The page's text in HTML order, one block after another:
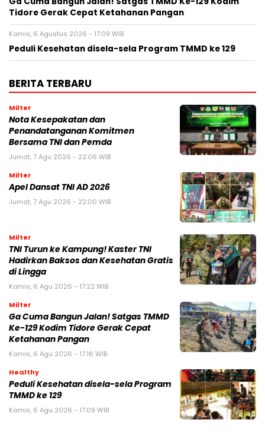
Tidore Gerak Cepat Ketahanan Pangan
Kamis, 6 Agustus 2026 - 17:09 WIB
Peduli Kesehatan disela-sela Program TMMD ke 129
BERITA TERBARU
Milter
Nota Kesepakatan dan
Penandatanganan Komitmen
Bersama TNI dan Pemda
Jumat, 7 Agu 2026 - 22:06 WIB
Milter
Apel Dansat TNI AD 2026
Jumat, 7 Agu 2026 - 22:00 WIB
Milter
TNI Turun ke Kampung! Kaster TNI
Hadirkan Baksos dan Kesehatan Gratis
di Lingga
Kamis, 6 Agu 2026 - 17:22 WIB
Milter
Ga Cuma Bangun Jalan! Satgas TMMD
Ke-129 Kodim Tidore Gerak Cepat
Ketahanan Pangan
Kamis, 6 Agu 2026 - 17:16 WIB
Healthy
Peduli Kesehatan disela-sela Program
TMMD ke 129
Kamis, 6 Agu 2026 - 17:09 WIB